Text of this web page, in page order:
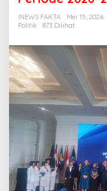
u
e
a
p
e
n
g
r
u
INEWS FAKTA
Mei 15, 2026
Politik
873 Dilihat